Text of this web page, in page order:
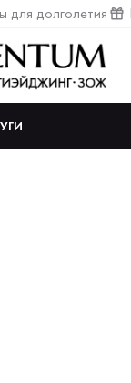
для долголетия